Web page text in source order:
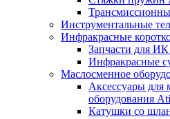
Инструментальные
Инфракрасные
Запчасти для
Инфракрасные
Маслосменное
Аксессуары для
оборудования
Катушки со